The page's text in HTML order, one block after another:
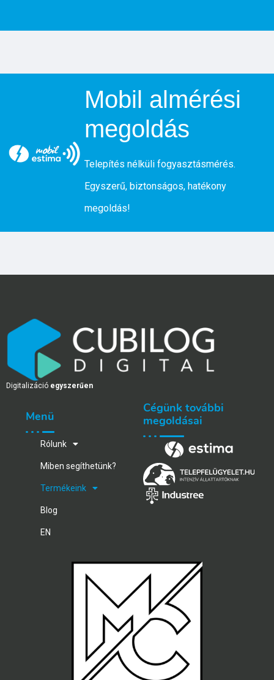
Mobil almérési
megoldás
Telepítés nélküli fogyasztásmérés.
Egyszerű, biztonságos, hatékony
megoldás!
Digitalizáció egyszerűen
Menü
Rólunk
Miben segíthetünk?
Termékeink
Blog
EN
Cégünk további
megoldásai